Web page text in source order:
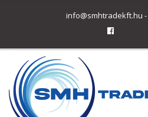
info@smhtradekft.hu -
: